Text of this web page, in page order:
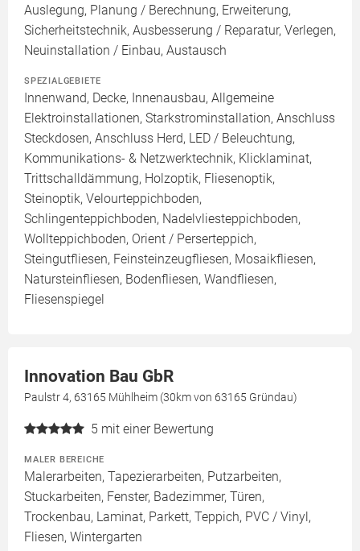
Auslegung, Planung / Berechnung, Erweiterung,
Sicherheitstechnik, Ausbesserung / Reparatur, Verlegen,
Neuinstallation / Einbau, Austausch
SPEZIALGEBIETE
Innenwand, Decke, Innenausbau, Allgemeine
Elektroinstallationen, Starkstrominstallation, Anschluss
Steckdosen, Anschluss Herd, LED / Beleuchtung,
Kommunikations- & Netzwerktechnik, Klicklaminat,
Trittschalldämmung, Holzoptik, Fliesenoptik,
Steinoptik, Velourteppichboden,
Schlingenteppichboden, Nadelvliesteppichboden,
Wollteppichboden, Orient / Perserteppich,
Steingutfliesen, Feinsteinzeugfliesen, Mosaikfliesen,
Natursteinfliesen, Bodenfliesen, Wandfliesen,
Fliesenspiegel
Innovation Bau GbR
Paulstr 4, 63165 Mühlheim (30km von 63165 Gründau)
5 mit einer Bewertung
MALER BEREICHE
Malerarbeiten, Tapezierarbeiten, Putzarbeiten,
Stuckarbeiten, Fenster, Badezimmer, Türen,
Trockenbau, Laminat, Parkett, Teppich, PVC / Vinyl,
Fliesen, Wintergarten